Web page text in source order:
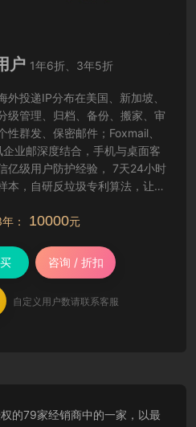
户 1年6折、3年5折
投递IP分布在美国、新加坡、
级管理、归档、备份、搬家、审
群发、保密邮件；Foxmail、
业邮深度结合，手机与桌面客
亿级用户防护经验， 7天24小时
本，自研反垃圾专利算法，让工
： 10000元
咨询 / 折扣
自定义用户数请联系客服
的79家经销商中的一家，以最